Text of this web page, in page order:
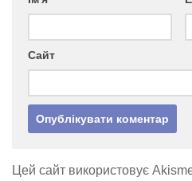
Сайт
Цей сайт використовує